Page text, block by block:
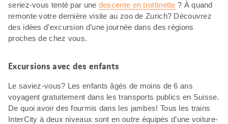
seriez-vous tenté par une descente en trottinette ? À quand
remonte votre dernière visite au zoo de Zurich? Découvrez
des idées d’excursion d’une journée dans des régions
proches de chez vous.
Excursions avec des enfants
Le saviez-vous? Les enfants âgés de moins de 6 ans
voyagent gratuitement dans les transports publics en Suisse.
De quoi avoir des fourmis dans les jambes! Tous les trains
InterCity à deux niveaux sont en outre équipés d’une voiture-